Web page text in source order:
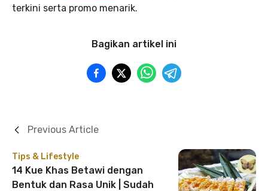
terkini serta promo menarik.
Bagikan artikel ini
Tips & Lifestyle
14 Kue Khas Betawi dengan
Bentuk dan Rasa Unik | Sudah
Previous Article